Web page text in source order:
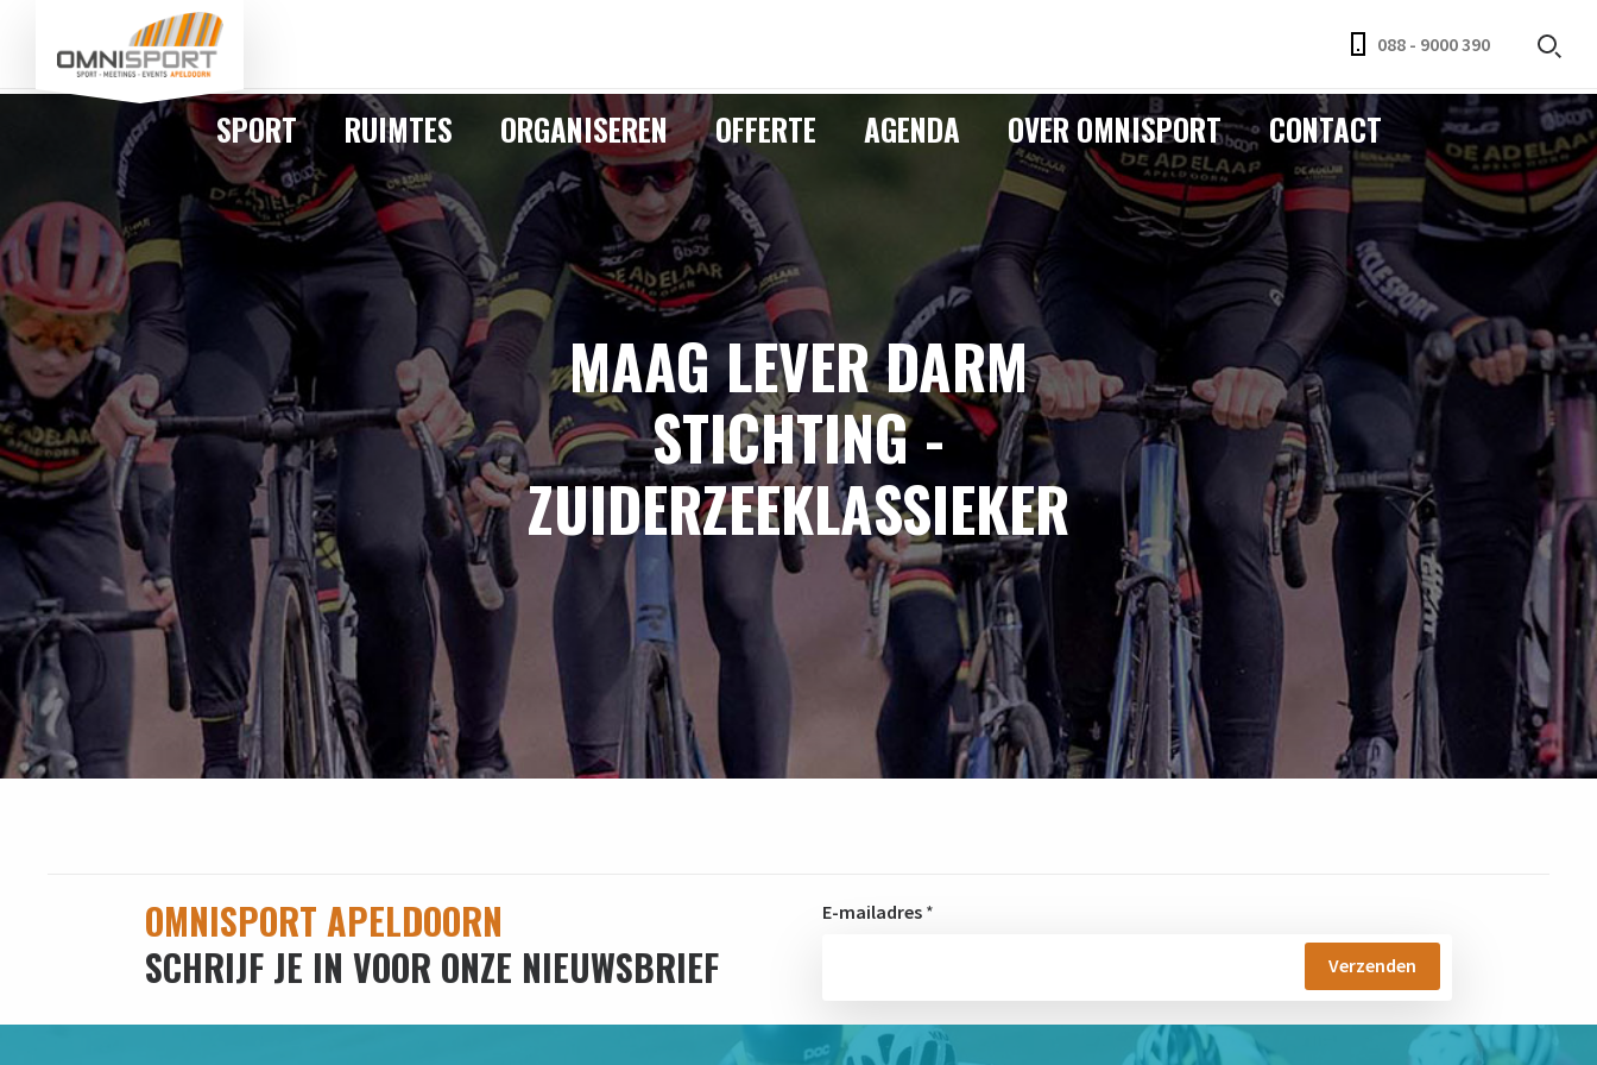
088 - 9000 390
SPORT RUIMTES ORGANISEREN OFFERTE AGENDA OVER OMNISPORT CONTACT
MAAG LEVER DARM
STICHTING -
ZUIDERZEEKLASSIEKER
OMNISPORT APELDOORN
SCHRIJF JE IN VOOR ONZE NIEUWSBRIEF
E-mailadres *